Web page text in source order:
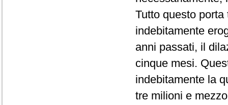
Tutto questo
indebitamente
anni passati, il
cinque mesi.
indebitamente la
tre milioni e